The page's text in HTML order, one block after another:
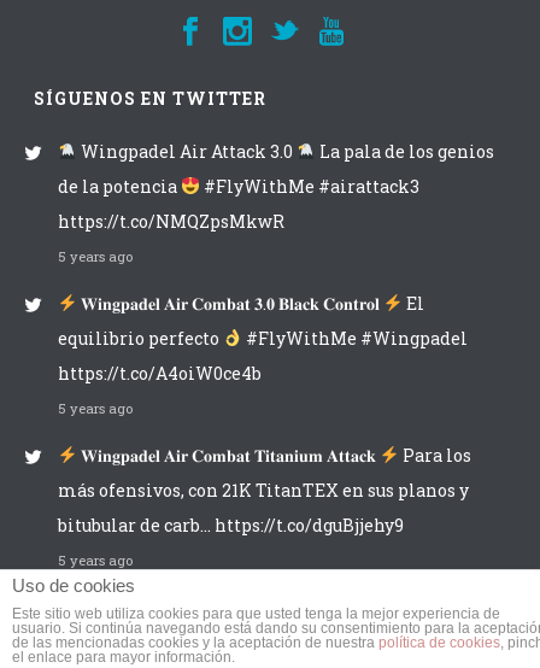
SÍGUENOS EN TWITTER
Wingpadel Air Attack 3.0
La pala de los genios
de la potencia
#FlyWithMe #airattack3
https://t.co/NMQZpsMkwR
5 years ago
𝐖𝐢𝐧𝐠𝐩𝐚𝐝𝐞𝐥 𝐀𝐢𝐫 𝐂𝐨𝐦𝐛𝐚𝐭 𝟑.𝟎 𝐁𝐥𝐚𝐜𝐤 𝐂𝐨𝐧𝐭𝐫𝐨𝐥
El
equilibrio perfecto
#FlyWithMe #Wingpadel
https://t.co/A4oiW0ce4b
5 years ago
𝐖𝐢𝐧𝐠𝐩𝐚𝐝𝐞𝐥 𝐀𝐢𝐫 𝐂𝐨𝐦𝐛𝐚𝐭 𝐓𝐢𝐭𝐚𝐧𝐢𝐮𝐦 𝐀𝐭𝐭𝐚𝐜𝐤
Para los
más ofensivos, con 21K TitanTEX en sus planos y
bitubular de carb… https://t.co/dguBjjehy9
5 years ago
Uso de cookies
Este sitio web utiliza cookies para que usted tenga la mejor experiencia de
usuario. Si continúa navegando está dando su consentimiento para la
de las mencionadas cookies y la aceptación de nuestra política de cookies,
el enlace para mayor información.